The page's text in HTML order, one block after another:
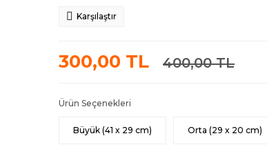
Karşılaştır
300,00 TL 400,00 TL
Ürün Seçenekleri
Büyük (41 x 29 cm) Orta (29 x 20 cm)